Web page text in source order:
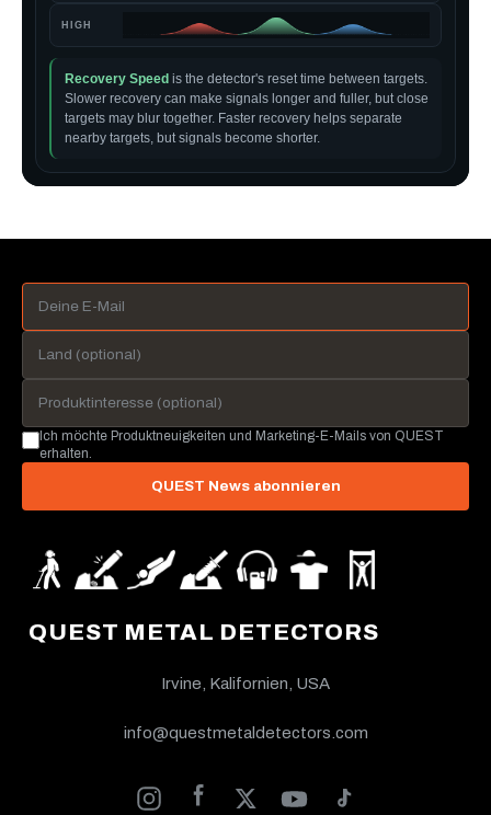
QUEST METAL DETECTORS
Irvine, Kalifornien, USA
info@questmetaldetectors.com
Ich möchte Produktneuigkeiten und Marketing-E-Mails von QUEST
erhalten.
QUEST News abonnieren